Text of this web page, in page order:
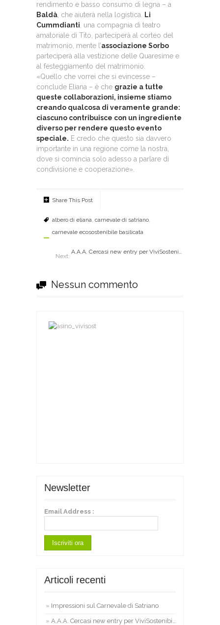
rendimento e basso consumo di legna – a
Baldà , che aiuterà nella logistica.
Li
Cummdianti , una compagnia di teatro
amatoriale di Tito, parteciperà al corteo del
matrimonio, mente l’associazione Sorbo
parteciperà alla vestizione delle Quaresime e
al festeggiamento del matrimonio.
«Quello che vorrei che si evincesse –
conclude Eliana – è che grazie a tutte
queste collaborazioni, insieme stiamo
creando qualcosa di veramente grande:
ciascuno contribuisce con un ingrediente
diverso per rendere questo evento
speciale. E credo che questo sia davvero
importante in una regione come la nostra,
dove si comincia solo adesso a parlare di
condivisione e cooperazione».
Share This Post
albero di eliana, carnevale di satriano,
carnevale ecosostenibile basilicata
Next:
A.A.A. Cercasi new entry per ViviSostenibile
Nessun commento
Newsletter
Email Address :
Articoli recenti
Impressioni sul Carnevale di Satriano
A.A.A. Cercasi new entry per ViviSostenibile